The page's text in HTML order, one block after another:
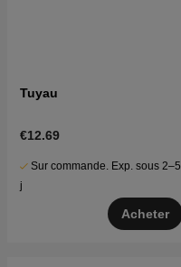
Tuyau
€12.69
Sur commande. Exp. sous 2–5
j
Acheter